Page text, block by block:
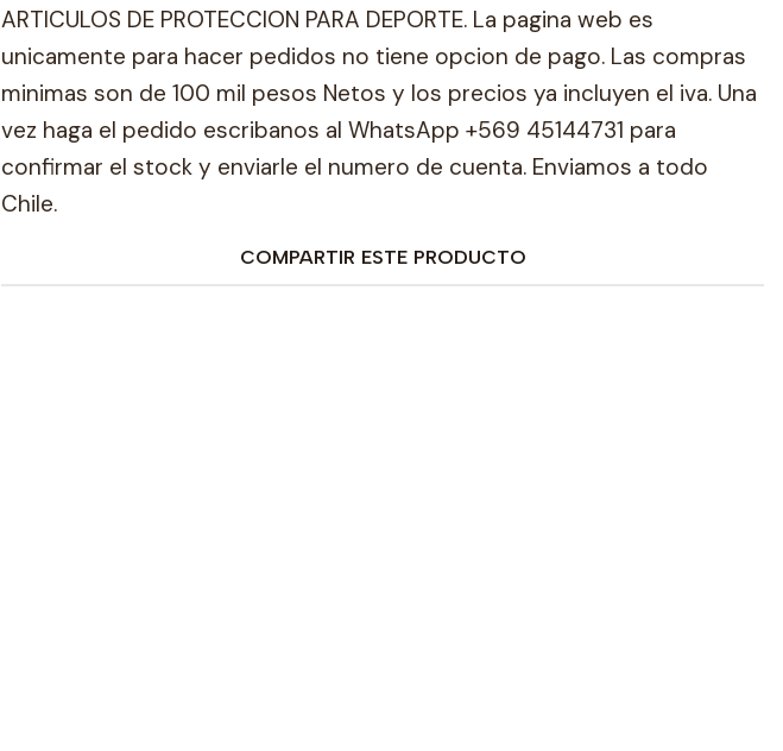
ARTICULOS DE PROTECCION PARA DEPORTE. La pagina web es
unicamente para hacer pedidos no tiene opcion de pago. Las compras
minimas son de 100 mil pesos Netos y los precios ya incluyen el iva. Una
vez haga el pedido escribanos al WhatsApp +569 45144731 para
confirmar el stock y enviarle el numero de cuenta. Enviamos a todo
Chile.
COMPARTIR ESTE PRODUCTO